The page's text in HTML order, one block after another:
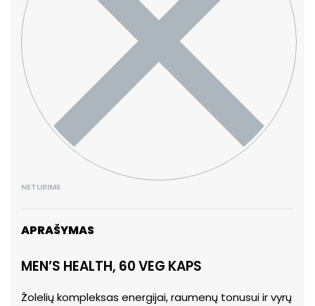
NETURIME
APRAŠYMAS
MEN’S HEALTH, 60 VEG KAPS
Žolelių kompleksas energijai, raumenų tonusui ir vyrų